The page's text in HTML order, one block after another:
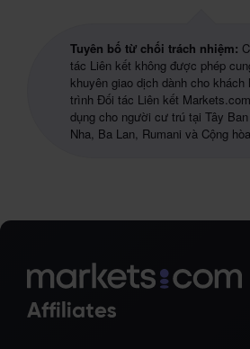
Tuyên bố từ chối trách nhiệm:
tác Liên kết không được phép
khuyên giao dịch dành cho khách
trình Đối tác Liên kết
dụng cho người cư trú tại Tây
Nha, Ba Lan, Rumani và Cộng